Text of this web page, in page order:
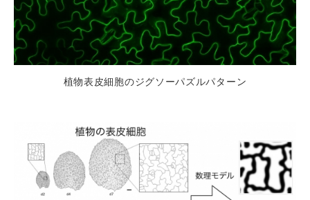
植物表皮細胞のジグソーパズルパターン